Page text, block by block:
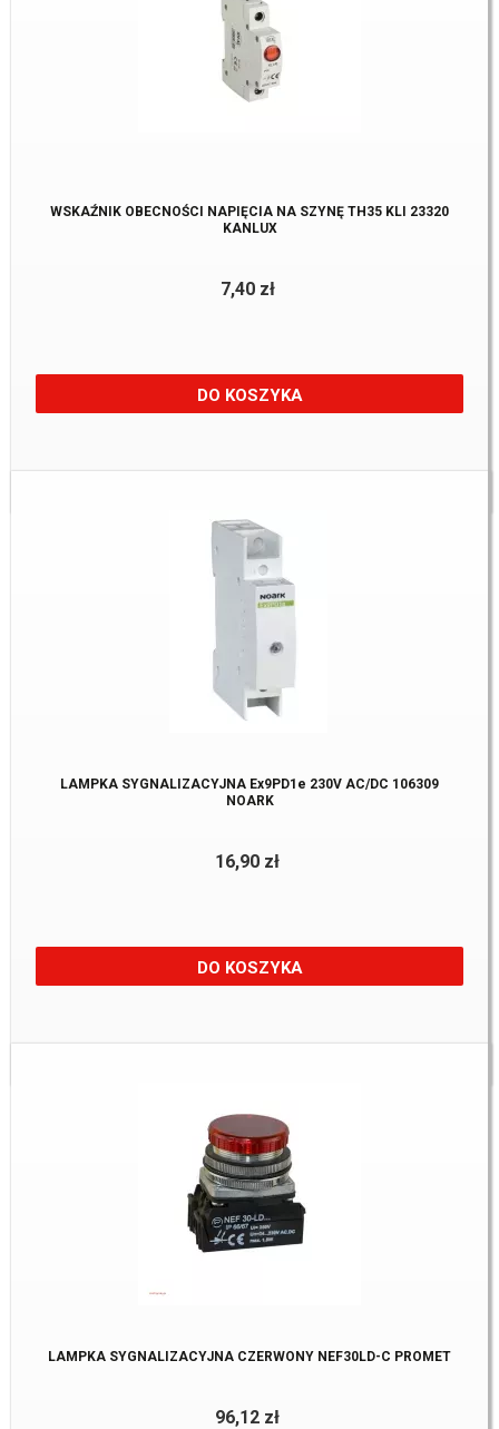
WSKAŹNIK OBECNOŚCI NAPIĘCIA NA SZYNĘ TH35 KLI 23320
KANLUX
7,40 zł
DO KOSZYKA
Dostępne:4 szt
LAMPKA SYGNALIZACYJNA Ex9PD1e 230V AC/DC 106309
NOARK
16,90 zł
DO KOSZYKA
Dostępne:3 szt
LAMPKA SYGNALIZACYJNA CZERWONY NEF30LD-C PROMET
96,12 zł